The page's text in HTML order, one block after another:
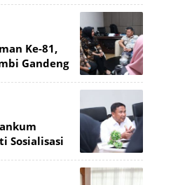
Ke-81,
Gandeng
Sosialisasi